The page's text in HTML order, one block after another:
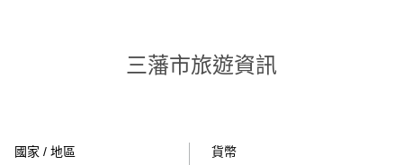
三藩市旅遊資訊
國家 / 地區 貨幣